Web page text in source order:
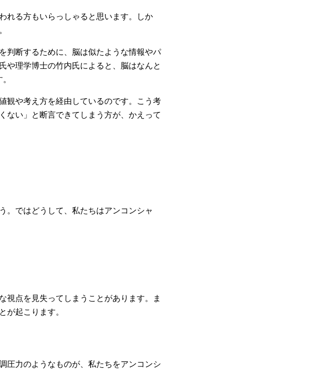
れる方もいらっしゃると思います。しか
判断するために、脳は似たような情報やパ
や理学博士の竹内氏によると、脳はなんと
観や考え方を経由しているのです。こう考
ない」と断言できてしまう方が、かえって
。ではどうして、私たちはアンコンシャ
視点を見失ってしまうことがあります。ま
が起こります。
圧力のようなものが、私たちをアンコンシ